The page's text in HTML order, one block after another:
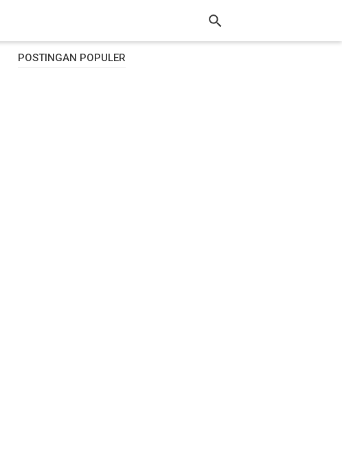
POSTINGAN POPULER